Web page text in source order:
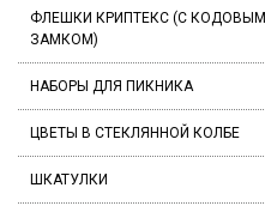
ФЛЕШКИ КРИПТЕКС (С КОДОВЫМ
ЗАМКОМ)
НАБОРЫ ДЛЯ ПИКНИКА
ЦВЕТЫ В СТЕКЛЯННОЙ КОЛБЕ
ШКАТУЛКИ